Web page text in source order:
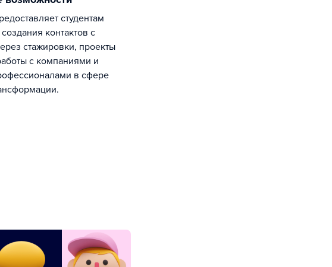
контактов с
стажировки, проекты
с компаниями и
в сфере